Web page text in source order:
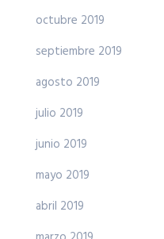
octubre 2019
septiembre 2019
agosto 2019
julio 2019
junio 2019
mayo 2019
abril 2019